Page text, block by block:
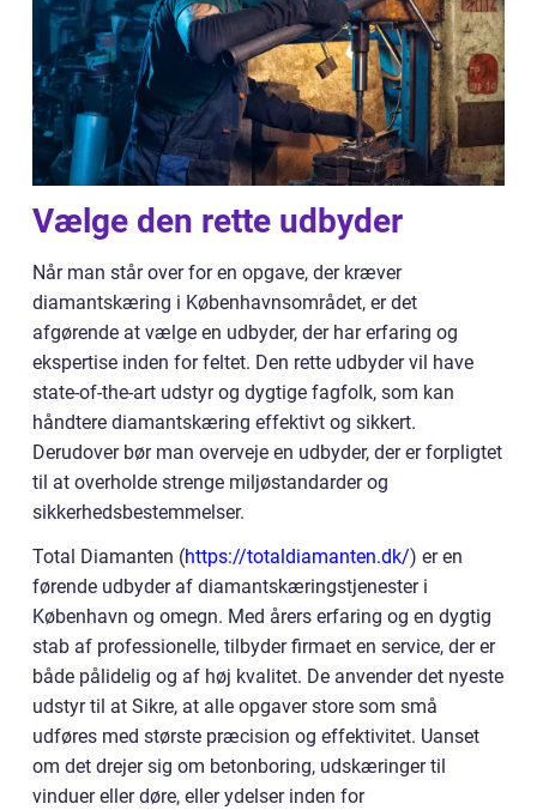
Vælge den rette udbyder
Når man står over for en opgave, der kræver
diamantskæring i Københavnsområdet, er det
afgørende at vælge en udbyder, der har erfaring og
ekspertise inden for feltet. Den rette udbyder vil have
state-of-the-art udstyr og dygtige fagfolk, som kan
håndtere diamantskæring effektivt og sikkert.
Derudover bør man overveje en udbyder, der er forpligtet
til at overholde strenge miljøstandarder og
sikkerhedsbestemmelser.
Total Diamanten (https://totaldiamanten.dk/) er en
førende udbyder af diamantskæringstjenester i
København og omegn. Med årers erfaring og en dygtig
stab af professionelle, tilbyder firmaet en service, der er
både pålidelig og af høj kvalitet. De anvender det nyeste
udstyr til at Sikre, at alle opgaver store som små
udføres med største præcision og effektivitet. Uanset
om det drejer sig om betonboring, udskæringer til
vinduer eller døre, eller ydelser inden for